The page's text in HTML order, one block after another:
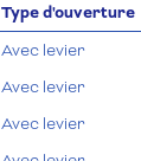
Type d'ouverture
Avec levier
Avec levier
Avec levier